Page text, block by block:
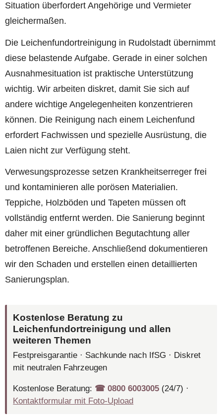
Situation überfordert Angehörige und Vermieter
gleichermaßen.
Die Leichenfundortreinigung in Rudolstadt übernimmt
diese belastende Aufgabe. Gerade in einer solchen
Ausnahmesituation ist praktische Unterstützung
wichtig. Wir arbeiten diskret, damit Sie sich auf
andere wichtige Angelegenheiten konzentrieren
können. Die Reinigung nach einem Leichenfund
erfordert Fachwissen und spezielle Ausrüstung, die
Laien nicht zur Verfügung steht.
Verwesungsprozesse setzen Krankheitserreger frei
und kontaminieren alle porösen Materialien.
Teppiche, Holzböden und Tapeten müssen oft
vollständig entfernt werden. Die Sanierung beginnt
daher mit einer gründlichen Begutachtung aller
betroffenen Bereiche. Anschließend dokumentieren
wir den Schaden und erstellen einen detaillierten
Sanierungsplan.
Kostenlose Beratung zu
Leichenfundortreinigung und allen
weiteren Themen
Festpreisgarantie · Sachkunde nach IfSG · Diskret
mit neutralen Fahrzeugen
Kostenlose Beratung: ☎︎ 0800 6003005 (24/7) ·
Kontaktformular mit Foto-Upload